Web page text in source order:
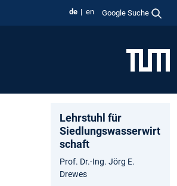
de en Google Suche
Lehrstuhl für
Siedlungswasserwirt
schaft
Prof. Dr.-Ing. Jörg E.
Drewes